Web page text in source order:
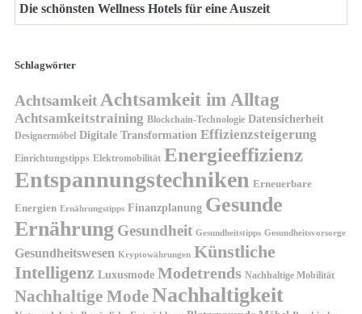
Die schönsten Wellness Hotels für eine Auszeit
Schlagwörter
AchtsamkeitAchtsamkeit im Alltag
Achtsamkeitstraining Blockchain-Technologie Datensicherheit
Designermöbel Digitale Transformation Effizienzsteigerung
Einrichtungstipps Elektromobilität Energieeffizienz
Entspannungstechniken Erneuerbare
Energien Ernährungstipps Finanzplanung Gesunde
Ernährung Gesundheit Gesundheitstipps Gesundheitsvorsorge
Gesundheitswesen Kryptowährungen Künstliche
Intelligenz Luxusmode Modetrends Nachhaltige Mobilität
Nachhaltige ModeNachhaltigkeit